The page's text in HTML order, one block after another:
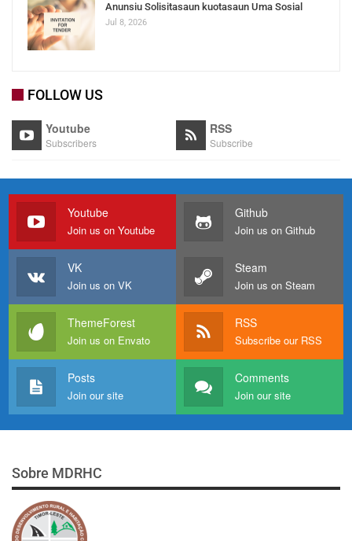
Anunsiu Solisitasaun kuotasaun Uma Sosial
Jul 8, 2026
FOLLOW US
Youtube
Subscribers
RSS
Subscribe
Youtube
Join us on Youtube
Github
Join us on Github
VK
Join us on VK
Steam
Join us on Steam
ThemeForest
Join us on Envato
RSS
Subscribe our RSS
Posts
Join our site
Comments
Join our site
Sobre MDRHC